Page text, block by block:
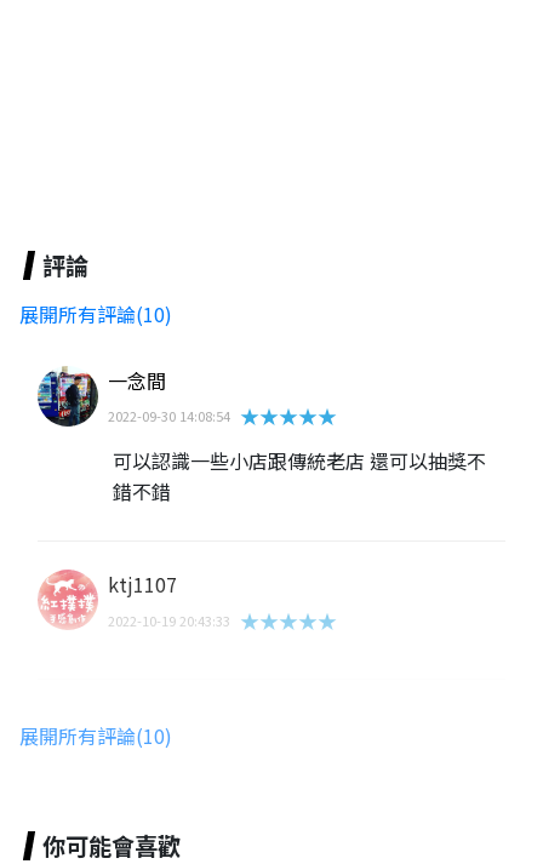
評論
展開所有評論(10)
一念間
2022-09-30 14:08:54 ★★★★★
可以認識一些小店跟傳統老店 還可以抽獎不
錯不錯
ktj1107
2022-10-19 20:43:33 ★★★★★
Sanhom
世界的神
展開所有評論(10)
你可能會喜歡